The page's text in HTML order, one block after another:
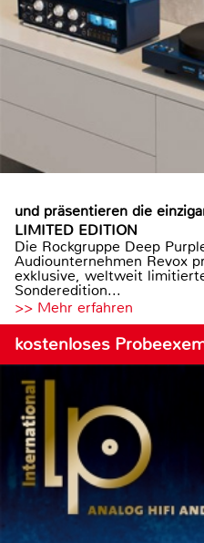
und präsentieren die
LIMITED EDITION
Die Rockgruppe Deep
Audiounternehmen Revox
exklusive, weltweit
Sonderedition...
>> Mehr erfahren
kostenloses